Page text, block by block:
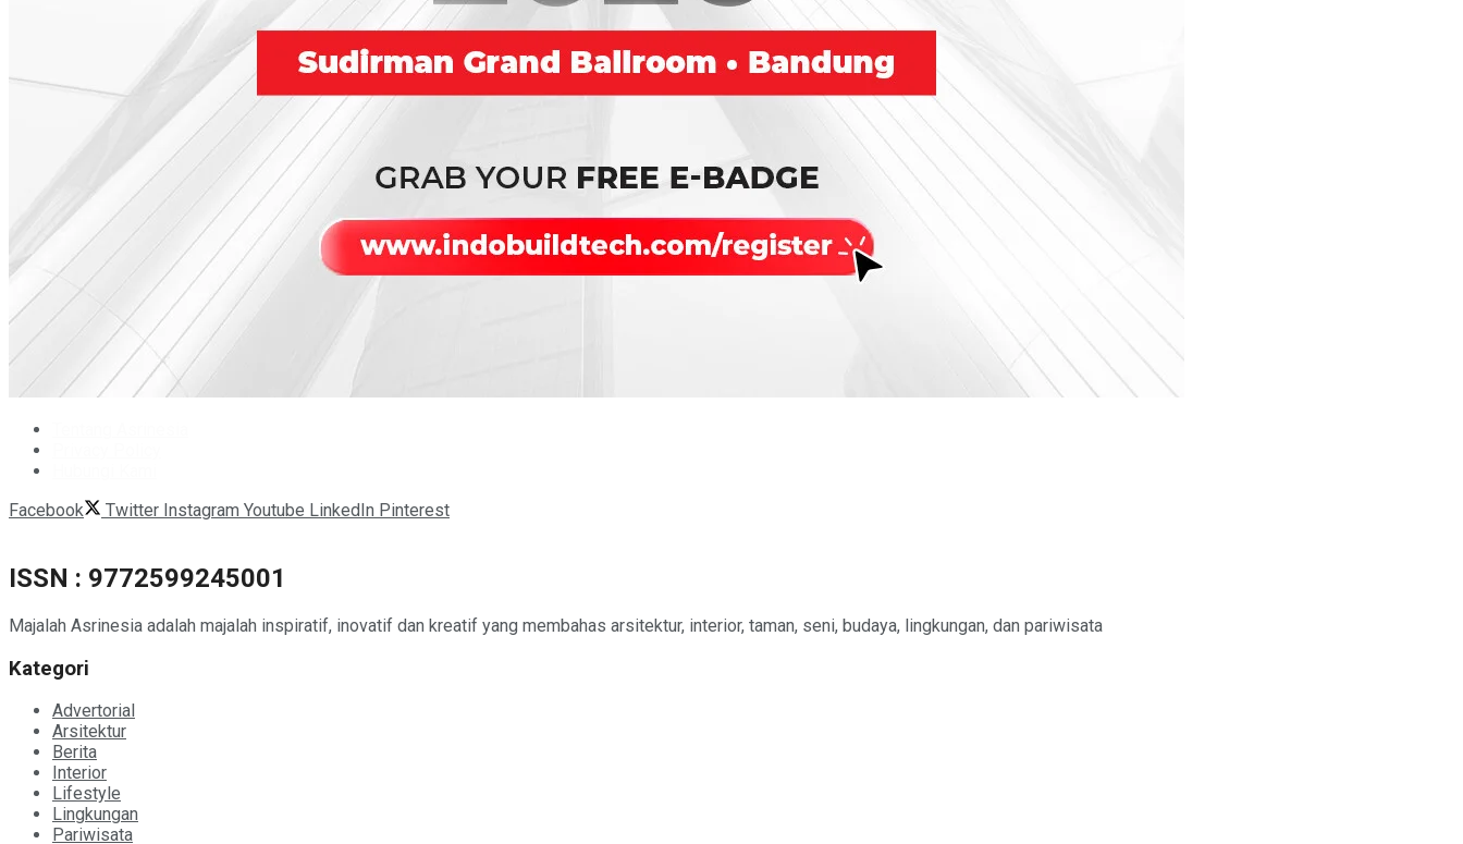
Facebook
Twitter Instagram Youtube LinkedIn Pinterest
ISSN : 9772599245001
Majalah Asrinesia adalah majalah inspiratif, inovatif dan kreatif yang membahas arsitektur, interior, taman, seni, budaya, lingkungan, dan pariwisata
Kategori
Advertorial
Arsitektur
Berita
Interior
Lifestyle
Lingkungan
Pariwisata